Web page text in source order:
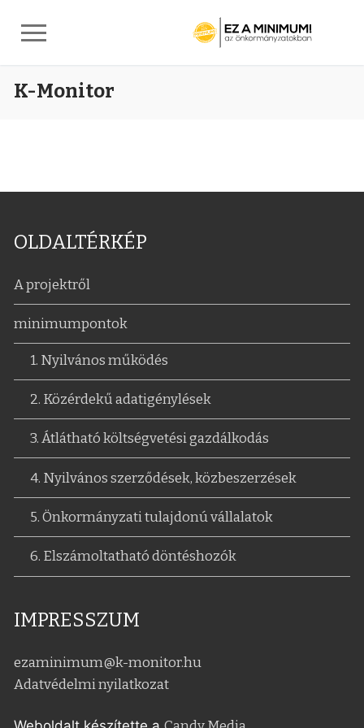
K-Monitor
OLDALTÉRKÉP
A projektről
minimumpontok
1. Nyilvános működés
2. Közérdekű adatigénylések
3. Átlátható költségvetési gazdálkodás
4. Nyilvános szerződések, közbeszerzések
5. Önkormányzati tulajdonú vállalatok
6. Elszámoltatható döntéshozók
IMPRESSZUM
ezaminimum@k-monitor.hu
Adatvédelmi nyilatkozat